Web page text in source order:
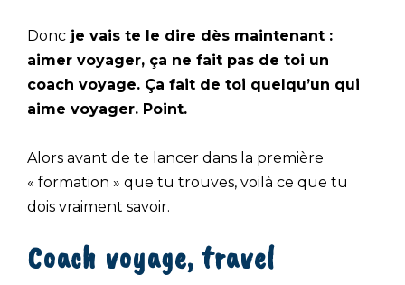
Donc je vais te le dire dès maintenant :
aimer voyager, ça ne fait pas de toi un
coach voyage. Ça fait de toi quelqu’un qui
aime voyager. Point.
Alors avant de te lancer dans la première
« formation » que tu trouves, voilà ce que tu
dois vraiment savoir.
Coach voyage, travel